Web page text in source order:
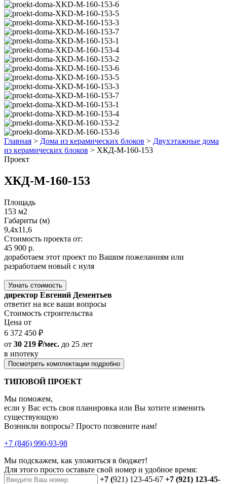
Главная > Дома из керамических блоков > Двухэтажные дома
из керамических блоков > ХКД-М-160-153
Проект
ХКД-М-160-153
Площадь
153 м2
Габариты (м)
9,4x11,6
Стоимость проекта от:
45 900 р.
доработаем этот проект по Вашим пожеланиям или
разработаем новый с нуля
Узнать стоимость
директор Евгений Дементьев
ответит на все ваши вопросы
Стоимость строительства
Цена от
6 372 450 ₽
от 30 219 ₽/мес. до 25 лет
в ипотеку
Посмотреть комплектации подробно
ТИПОВОЙ ПРОЕКТ
Мы поможем,
если у Вас есть своя планировка или Вы хотите изменить
существующую
Возникли вопросы? Просто позвоните нам!
+7 (846) 990-93-98
Мы подскажем, как уложиться в бюджет!
Для этого просто оставьте свой номер и удобное время:
+7 (921) 123-45-67 +7 (921) 123-45-